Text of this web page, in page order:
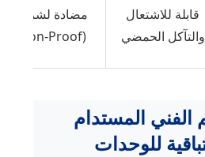
قابلة للاشتعال
والتآكل الحمضي
مضادة لشرر
(Explosion-Proof)
المستدام
للوحدات